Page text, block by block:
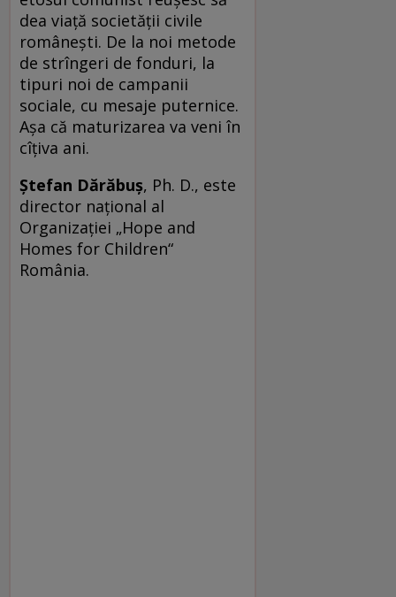
dea viaţă societăţii civile
româneşti. De la noi metode
de strîngeri de fonduri, la
tipuri noi de campanii
sociale, cu mesaje puternice.
Aşa că maturizarea va veni în
cîţiva ani.
Ştefan Dărăbuş, Ph. D., este
director naţional al
Organizaţiei „Hope and
Homes for Children“
România.